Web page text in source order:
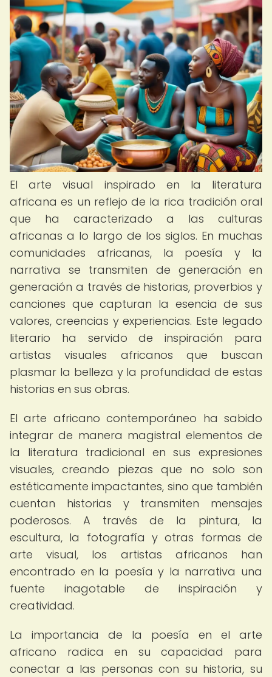
El arte visual inspirado en la literatura
africana es un reflejo de la rica tradición oral
que ha caracterizado a las culturas
africanas a lo largo de los siglos. En muchas
comunidades africanas, la poesía y la
narrativa se transmiten de generación en
generación a través de historias, proverbios y
canciones que capturan la esencia de sus
valores, creencias y experiencias. Este legado
literario ha servido de inspiración para
artistas visuales africanos que buscan
plasmar la belleza y la profundidad de estas
historias en sus obras.
El arte africano contemporáneo ha sabido
integrar de manera magistral elementos de
la literatura tradicional en sus expresiones
visuales, creando piezas que no solo son
estéticamente impactantes, sino que también
cuentan historias y transmiten mensajes
poderosos. A través de la pintura, la
escultura, la fotografía y otras formas de
arte visual, los artistas africanos han
encontrado en la poesía y la narrativa una
fuente inagotable de inspiración y
creatividad.
La importancia de la poesía en el arte
africano radica en su capacidad para
conectar a las personas con su historia, su